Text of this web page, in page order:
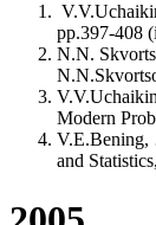
pp.397-408
N.N.
Modern
V.E.Bening,
and